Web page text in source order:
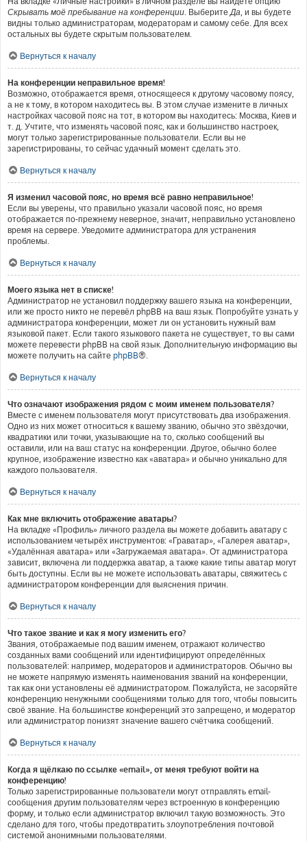
Скрывать моё пребывание на конференции. ВыберитеДа, и вы будете
видны только администраторам, модераторам и самому себе. Для всех
остальных вы будете скрытым пользователем.
Вернуться к началу
На конференции неправильное время!
Возможно, отображается время, относящееся к другому часовому поясу,
а не к тому, в котором находитесь вы. В этом случае измените в личных
настройках часовой пояс на тот, в котором вы находитесь: Москва, Киев и
т. д. Учтите, что изменять часовой пояс, как и большинство настроек,
могут только зарегистрированные пользователи. Если вы не
зарегистрированы, то сейчас удачный момент сделать это.
Вернуться к началу
Я изменил часовой пояс, но время всё равно неправильное!
Если вы уверены, что правильно указали часовой пояс, но время
отображается по-прежнему неверное, значит, неправильно установлено
время на сервере. Уведомите администратора для устранения
проблемы.
Вернуться к началу
Моего языка нет в списке!
Администратор не установил поддержку вашего языка на конференции,
или же просто никто не перевёл phpBB на ваш язык. Попробуйте узнать у
администратора конференции, может ли он установить нужный вам
языковой пакет. Если такого языкового пакета не существует, то вы сами
можете перевести phpBB на свой язык. Дополнительную информацию вы
можете получить на сайте phpBB®.
Вернуться к началу
Что означают изображения рядом с моим именем пользователя?
Вместе с именем пользователя могут присутствовать два изображения.
Одно из них может относиться к вашему званию, обычно это звёздочки,
квадратики или точки, указывающие на то, сколько сообщений вы
оставили, или на ваш статус на конференции. Другое, обычно более
крупное, изображение известно как «аватара» и обычно уникально для
каждого пользователя.
Вернуться к началу
Как мне включить отображение аватары?
На вкладке «Профиль» личного раздела вы можете добавить аватару с
использованием четырёх инструментов: «Граватар», «Галерея аватар»,
«Удалённая аватара» или «Загружаемая аватара». От администратора
зависит, включена ли поддержка аватар, а также какие типы аватар могут
быть доступны. Если вы не можете использовать аватары, свяжитесь с
администратором конференции для выяснения причин.
Вернуться к началу
Что такое звание и как я могу изменить его?
Звания, отображаемые под вашим именем, отражают количество
созданных вами сообщений или идентифицируют определённых
пользователей: например, модераторов и администраторов. Обычно вы
не можете напрямую изменять наименования званий на конференции,
так как они установлены её администратором. Пожалуйста, не засоряйте
конференцию ненужными сообщениями только для того, чтобы повысить
своё звание. На большинстве конференций это запрещено, и модератор
или администратор понизят значение вашего счётчика сообщений.
Вернуться к началу
Когда я щёлкаю по ссылке «email», от меня требуют войти на
конференцию!
Только зарегистрированные пользователи могут отправлять email-
сообщения другим пользователям через встроенную в конференцию
форму, и только если администратор включил такую возможность. Это
сделано для того, чтобы предотвратить злоупотребления почтовой
системой анонимными пользователями.